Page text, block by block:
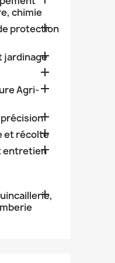
chimie
protection

jardinage


Agri-

et récolte

entretien

